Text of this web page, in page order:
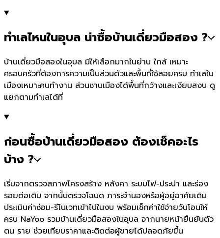
ทำเลไหนในอุบล น่าซื้อบ้านเดี่ยวมือสอง ?
บ้านเดี่ยวมือสองในอุบล มีให้เลือกมากในย่าน ใกล้ เหมาะ
ครอบครัวที่ต้องการความเป็นส่วนตัวและพื้นที่ใช้สอยครบ ทำเลใน
เมืองเหมาะคนทำงาน ส่วนชานเมืองได้พื้นที่กว้างและเงียบสงบ ดู
แยกตามทำเลได้ที่
ก่อนซื้อบ้านเดี่ยวมือสอง ต้องเช็คอะไร
บ้าง ?
เริ่มจากตรวจสภาพโครงสร้าง หลังคา ระบบไฟ-ประปา และร่อง
รอยต่อเติม จากนั้นตรวจโฉนด ภาระจำนองหรือผู้อยู่อาศัยเดิม
ประเมินค่าซ่อม-รีโนเวทเข้าไปในงบ พร้อมเช็กค่าใช้จ่ายวันโอนให้
ครบ NaYoo รวมบ้านเดี่ยวมือสองในอุบล จากนายหน้ายืนยันตัว
ตน ราย ช่วยเทียบราคาและติดต่อผู้ขายได้ปลอดภัยขึ้น